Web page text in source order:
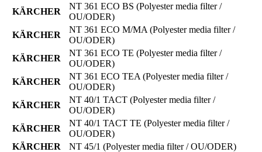
KÄRCHER
NT 361 ECO BS (Polyester media filter /
OU/ODER)
KÄRCHER
NT 361 ECO M/MA (Polyester media filter /
OU/ODER)
KÄRCHER
NT 361 ECO TE (Polyester media filter /
OU/ODER)
KÄRCHER
NT 361 ECO TEA (Polyester media filter /
OU/ODER)
KÄRCHER
NT 40/1 TACT (Polyester media filter /
OU/ODER)
KÄRCHER
NT 40/1 TACT TE (Polyester media filter /
OU/ODER)
KÄRCHER
NT 45/1 (Polyester media filter / OU/ODER)